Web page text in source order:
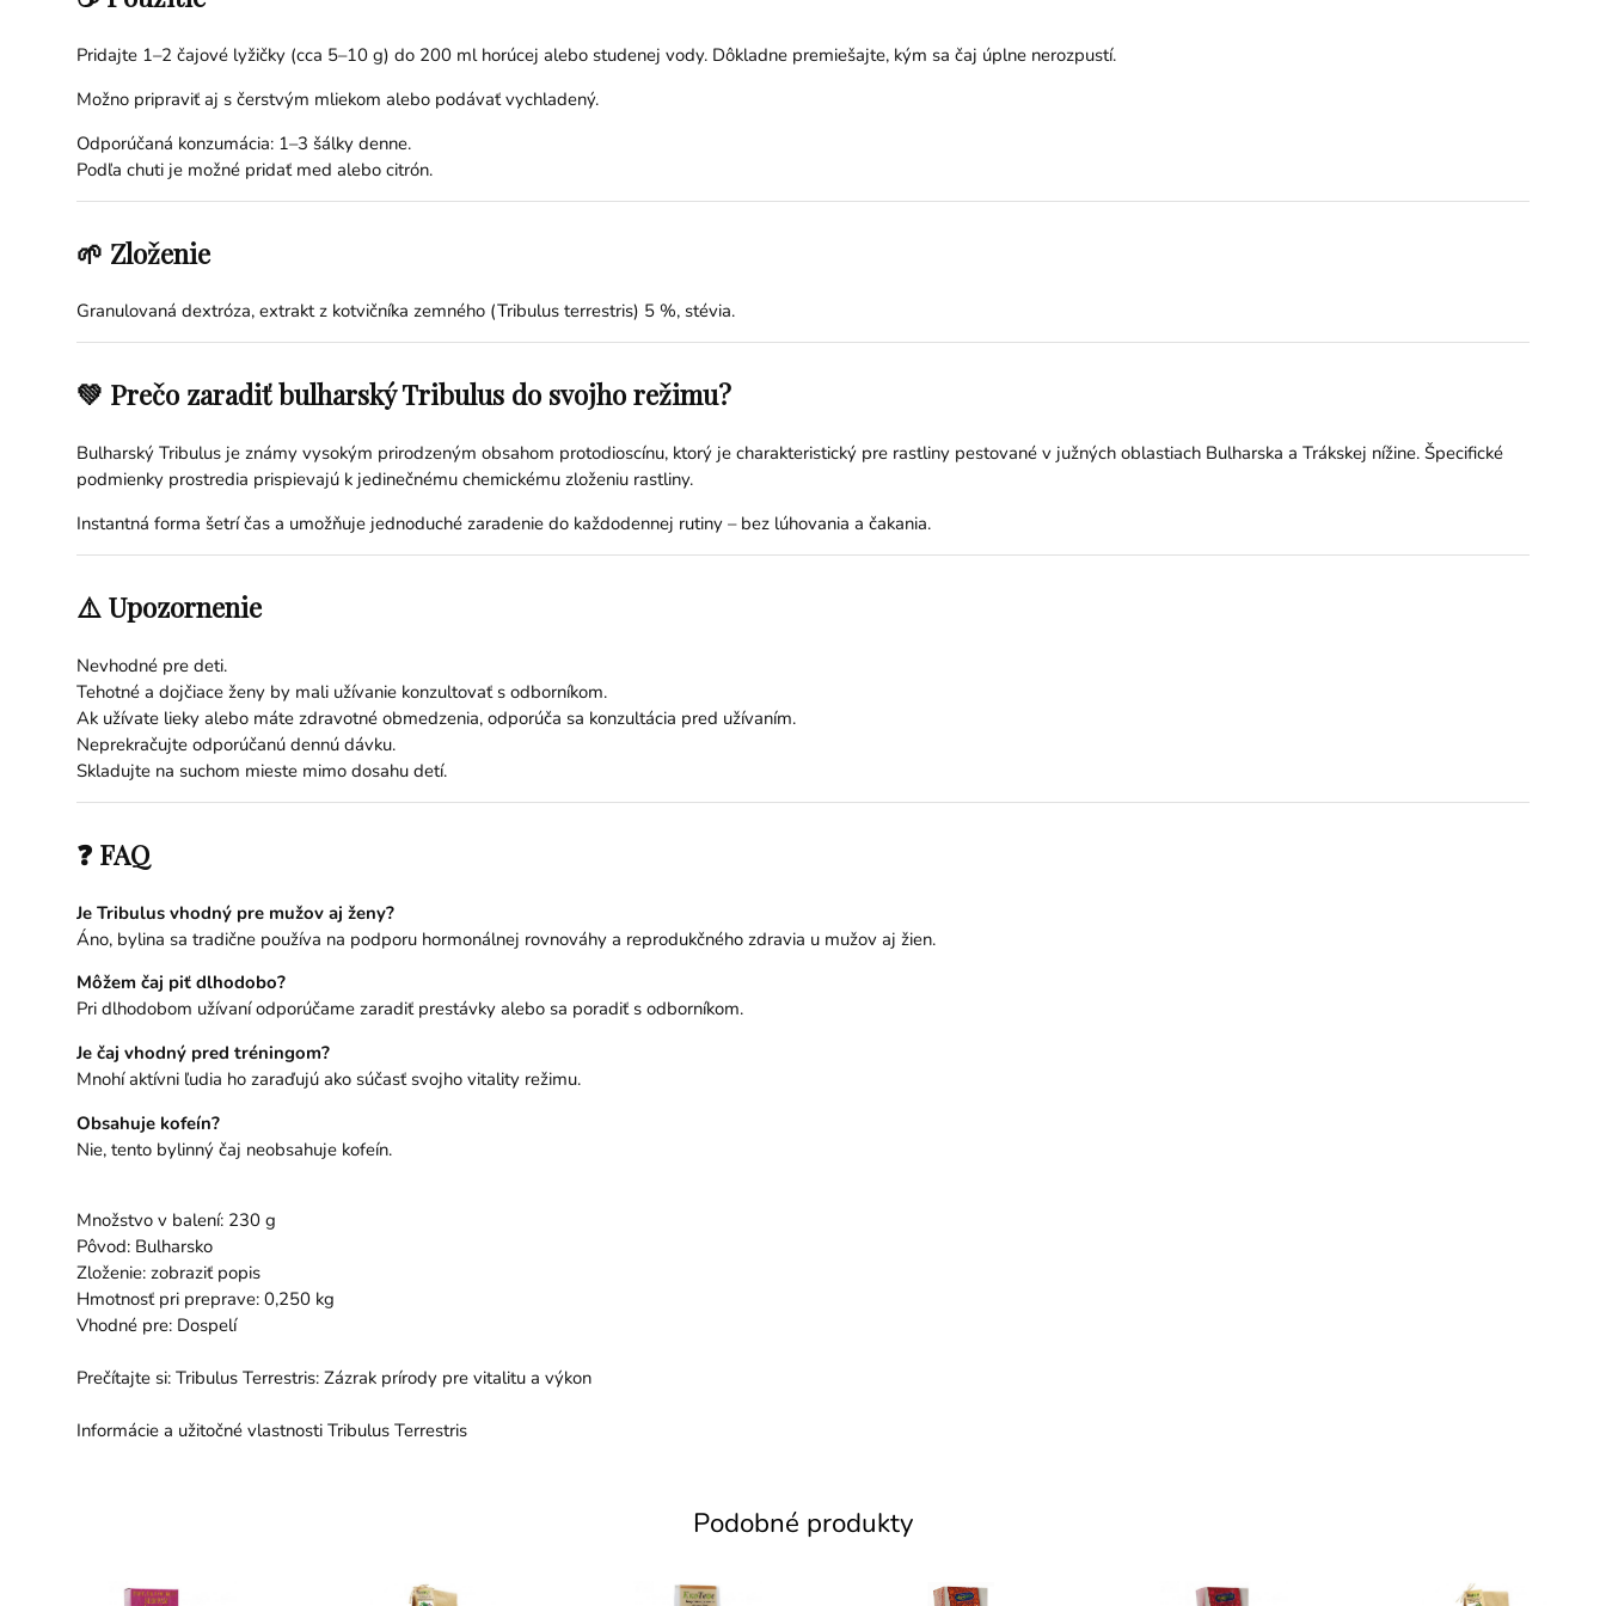
Pridajte 1–2 čajové lyžičky (cca 5–10 g) do 200 ml horúcej alebo studenej vody. Dôkladne premiešajte, kým sa čaj úplne nerozpustí.
Možno pripraviť aj s čerstvým mliekom alebo podávať vychladený.
Odporúčaná konzumácia: 1–3 šálky denne.
Podľa chuti je možné pridať med alebo citrón.
🌱 Zloženie
Granulovaná dextróza, extrakt z kotvičníka zemného (Tribulus terrestris) 5 %, stévia.
💚 Prečo zaradiť bulharský Tribulus do svojho režimu?
Bulharský Tribulus je známy vysokým prirodzeným obsahom protodioscínu, ktorý je charakteristický pre rastliny pestované v južných oblastiach Bulharska a Trákskej nížine. Špecifické
podmienky prostredia prispievajú k jedinečnému chemickému zloženiu rastliny.
Instantná forma šetrí čas a umožňuje jednoduché zaradenie do každodennej rutiny – bez lúhovania a čakania.
⚠️ Upozornenie
Nevhodné pre deti.
Tehotné a dojčiace ženy by mali užívanie konzultovať s odborníkom.
Ak užívate lieky alebo máte zdravotné obmedzenia, odporúča sa konzultácia pred užívaním.
Neprekračujte odporúčanú dennú dávku.
Skladujte na suchom mieste mimo dosahu detí.
❓ FAQ
Je Tribulus vhodný pre mužov aj ženy?
Áno, bylina sa tradične používa na podporu hormonálnej rovnováhy a reprodukčného zdravia u mužov aj žien.
Môžem čaj piť dlhodobo?
Pri dlhodobom užívaní odporúčame zaradiť prestávky alebo sa poradiť s odborníkom.
Je čaj vhodný pred tréningom?
Mnohí aktívni ľudia ho zaraďujú ako súčasť svojho vitality režimu.
Obsahuje kofeín?
Nie, tento bylinný čaj neobsahuje kofeín.
Množstvo v balení: 230 g
Pôvod: Bulharsko
Zloženie: zobraziť popis
Hmotnosť pri preprave: 0,250 kg
Vhodné pre: Dospelí
Prečítajte si: Tribulus Terrestris: Zázrak prírody pre vitalitu a výkon
Informácie a užitočné vlastnosti Tribulus Terrestris
Podobné produkty